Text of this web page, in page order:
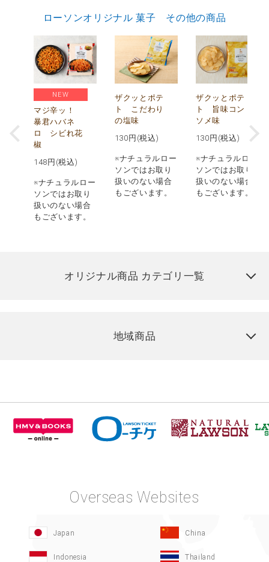
ローソンオリジナル 菓子 その他の商品
NEW
マジ辛ッ！
暴君ハバネ
ロ シビれ花
椒
148 円(税込)
※ナチュラルロー
ソンではお取り
扱いのない場合
もございます。
ザクッとポテ
ト こだわり
の塩味
130 円(税込)
※ナチュラルロー
ソンではお取り
扱いのない場合
もございます。
ザクッとポテ
ト 旨味コン
ソメ味
130 円(税込)
※ナチュラルロー
ソンではお取り
扱いのない場合
もございます。
オリジナル商品 カテゴリ一覧
地域商品
Overseas Websites
Japan China
Indonesia Thailand